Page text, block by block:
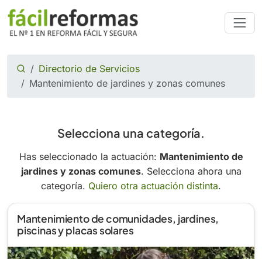
Directorio de Servicios
Mantenimiento de jardines y zonas comunes
Selecciona una categoría.
Has seleccionado la actuación: Mantenimiento de
jardines y zonas comunes. Selecciona ahora una
categoría. Quiero otra actuación distinta.
Mantenimiento de comunidades, jardines,
piscinas y placas solares